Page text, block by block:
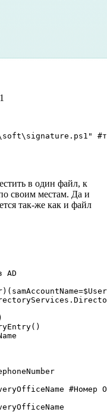
в один файл, к
своим местам. Да и
так-же как и файл
AD
#Номер